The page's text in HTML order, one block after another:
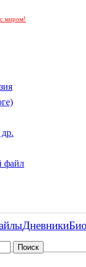
с миром!
файл
Дневники